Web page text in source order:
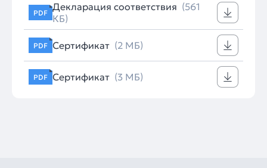
PDF Декларация соответствия (561
КБ)
PDF Сертификат (2 МБ)
PDF Сертификат (3 МБ)